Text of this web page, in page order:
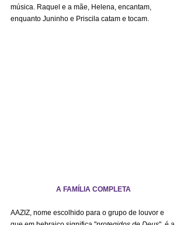
música. Raquel e a mãe, Helena, encantam,
enquanto Juninho e Priscila catam e tocam.
A FAMÍLIA COMPLETA
AAZIZ, nome escolhido para o grupo de louvor e